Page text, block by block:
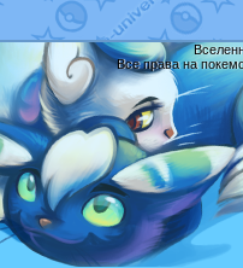
Все права на